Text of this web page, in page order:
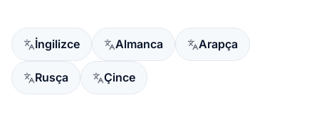
İngilizce Almanca Arapça
Rusça Çince